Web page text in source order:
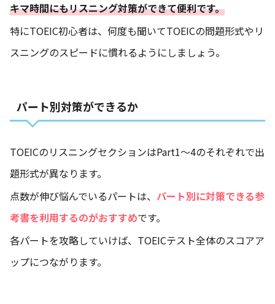
キマ時間にもリスニング対策ができて便利です。
特にTOEIC初心者は、何度も聞いてTOEICの問題形式やリ
スニングのスピードに慣れるようにしましょう。
パート別対策ができるか
TOEICのリスニングセクションはPart1〜4のそれぞれで出
題形式が異なります。
点数が伸び悩んでいるパートは、 パート別に対策できる参
考書を利用するのがおすすめです。
各パートを攻略していけば、TOEICテスト全体のスコアア
ップにつながります。